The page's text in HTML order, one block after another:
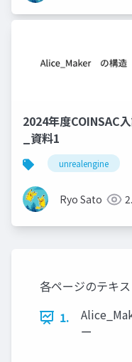
2024年度COINSAC
_資料1
unrealengine
Ryo Sato
各ページのテキ
1.
ー